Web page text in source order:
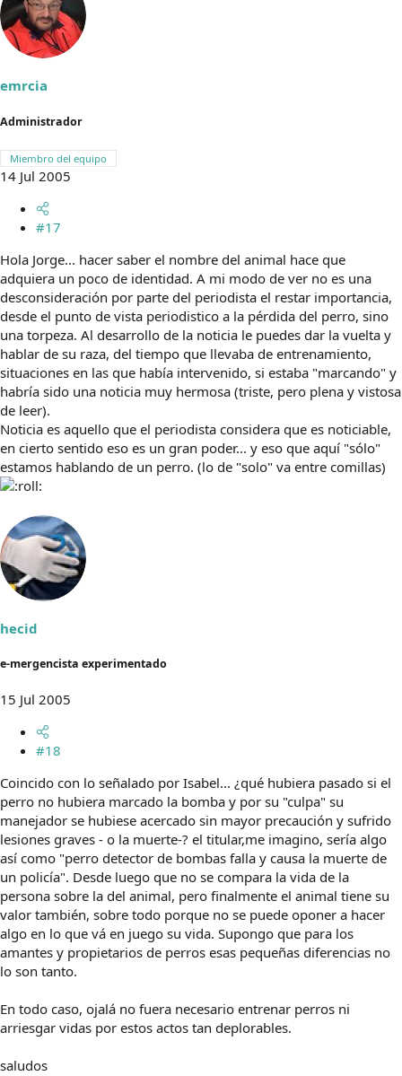
emrcia
Administrador
Miembro del equipo
14 Jul 2005
#17
Hola Jorge... hacer saber el nombre del animal hace que
adquiera un poco de identidad. A mi modo de ver no es una
desconsideración por parte del periodista el restar importancia,
desde el punto de vista periodistico a la pérdida del perro, sino
una torpeza. Al desarrollo de la noticia le puedes dar la vuelta y
hablar de su raza, del tiempo que llevaba de entrenamiento,
situaciones en las que había intervenido, si estaba "marcando" y
habría sido una noticia muy hermosa (triste, pero plena y vistosa
de leer).
Noticia es aquello que el periodista considera que es noticiable,
en cierto sentido eso es un gran poder... y eso que aquí "sólo"
estamos hablando de un perro. (lo de "solo" va entre comillas)
hecid
e-mergencista experimentado
15 Jul 2005
#18
Coincido con lo señalado por Isabel... ¿qué hubiera pasado si el
perro no hubiera marcado la bomba y por su "culpa" su
manejador se hubiese acercado sin mayor precaución y sufrido
lesiones graves - o la muerte-? el titular,me imagino, sería algo
así como "perro detector de bombas falla y causa la muerte de
un policía". Desde luego que no se compara la vida de la
persona sobre la del animal, pero finalmente el animal tiene su
valor también, sobre todo porque no se puede oponer a hacer
algo en lo que vá en juego su vida. Supongo que para los
amantes y propietarios de perros esas pequeñas diferencias no
lo son tanto.
En todo caso, ojalá no fuera necesario entrenar perros ni
arriesgar vidas por estos actos tan deplorables.
saludos